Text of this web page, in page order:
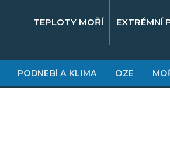
TEPLOTY MOŘÍ EXTRÉMNÍ
PODNEBÍ A KLIMA OZE